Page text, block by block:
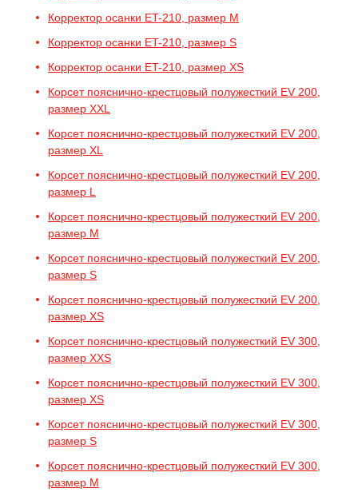
Корректор осанки ET-210, размер M
Корректор осанки ET-210, размер S
Корректор осанки ET-210, размер XS
Корсет пояснично-крестцовый полужесткий EV 200,
размер XXL
Корсет пояснично-крестцовый полужесткий EV 200,
размер XL
Корсет пояснично-крестцовый полужесткий EV 200,
размер L
Корсет пояснично-крестцовый полужесткий EV 200,
размер M
Корсет пояснично-крестцовый полужесткий EV 200,
размер S
Корсет пояснично-крестцовый полужесткий EV 200,
размер XS
Корсет пояснично-крестцовый полужесткий EV 300,
размер XXS
Корсет пояснично-крестцовый полужесткий EV 300,
размер XS
Корсет пояснично-крестцовый полужесткий EV 300,
размер S
Корсет пояснично-крестцовый полужесткий EV 300,
размер M